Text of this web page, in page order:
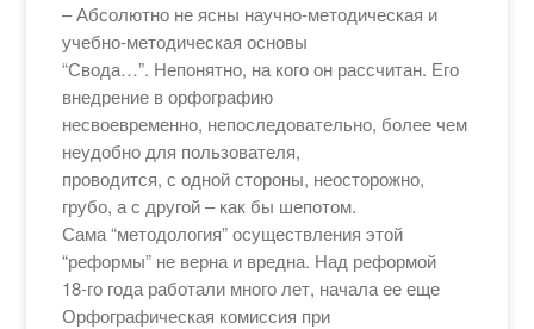
– Абсолютно не ясны научно-методическая и
учебно-методическая основы
“Свода…”. Непонятно, на кого он рассчитан. Его
внедрение в орфографию
несвоевременно, непоследовательно, более чем
неудобно для пользователя,
проводится, с одной стороны, неосторожно,
грубо, а с другой – как бы шепотом.
Сама “методология” осуществления этой
“реформы” не верна и вредна. Над реформой
18-го года работали много лет, начала ее еще
Орфографическая комиссия при